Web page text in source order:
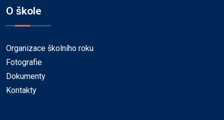
O škole
Organizace školního roku
Fotografie
Dokumenty
Kontakty